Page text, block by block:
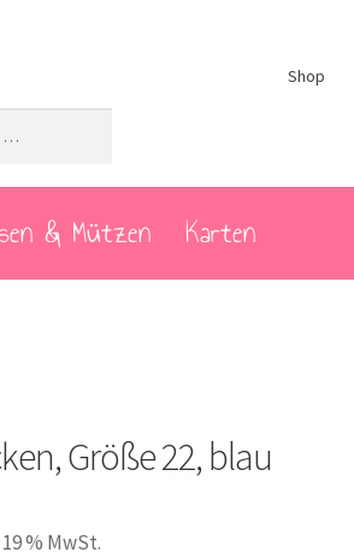
Shop
& Mützen Karten
Größe 22, blau
% MwSt.